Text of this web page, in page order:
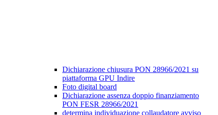
Dichiarazione chiusura PON 28966/2021 su
piattaforma GPU Indire
Foto digital board
Dichiarazione assenza doppio finanziamento
PON FESR 28966/2021
determina individuazione collaudatore avviso